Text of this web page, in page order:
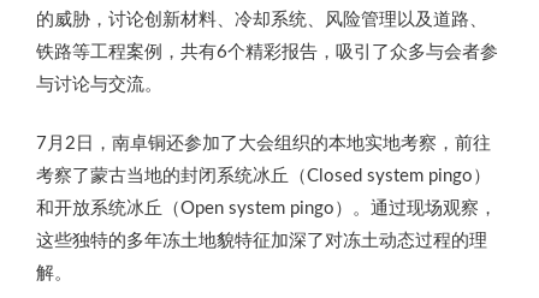
的威胁，讨论创新材料、冷却系统、风险管理以及道路、
铁路等工程案例，共有6个精彩报告，吸引了众多与会者参
与讨论与交流。
7月2日，南卓铜还参加了大会组织的本地实地考察，前往
考察了蒙古当地的封闭系统冰丘（Closed system pingo）
和开放系统冰丘（Open system pingo）。通过现场观察，
这些独特的多年冻土地貌特征加深了对冻土动态过程的理
解。